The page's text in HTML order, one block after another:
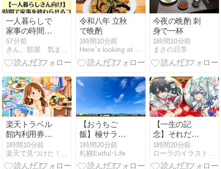
一人暮らしで
家事の時間が
ない人へ【疲
れない家事の
時短方法5
57分前
きん。部屋 気ままな１人暮らしの部屋
令和八年 立秋
で晩酌
1時間10分前
Here`s looking at you,kid
今夜の晩酌 刺
身で一杯
1時間10分前
まさの日常
楽天トラベル
館内利用券は
どこで使える
対象サービス
と使い切る確
1時間10分前
【おうちご
飯】極サラダ
チキンのよだ
れ鶏＆つけ蕎
麦
1時間20分前
札幌Eatful･Life
【一生の記
念】それだけ
で1つのイベ
ントのよう…
推しケーキ記
1時間20分前